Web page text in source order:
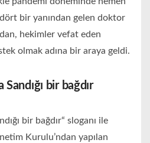
bir yanından gelen doktor
hekimler vefat eden
olmak adına bir araya geldi.
bir bağdır
bir bağdır“ sloganı ile
Kurulu’ndan yapılan